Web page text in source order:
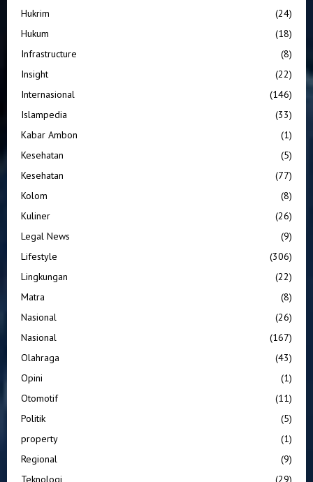
Hukrim
(24)
Hukum
(18)
Infrastructure
(8)
Insight
(22)
Internasional
(146)
Islampedia
(33)
Kabar Ambon
(1)
Kesehatan
(5)
Kesehatan
(77)
Kolom
(8)
Kuliner
(26)
Legal News
(9)
Lifestyle
(306)
Lingkungan
(22)
Matra
(8)
Nasional
(26)
Nasional
(167)
Olahraga
(43)
Opini
(1)
Otomotif
(11)
Politik
(5)
property
(1)
Regional
(9)
Teknologi
(29)